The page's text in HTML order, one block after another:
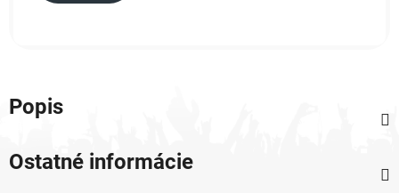
Popis
Ostatné informácie